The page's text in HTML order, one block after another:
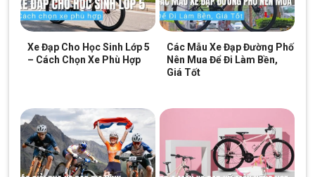
và thẩm mỹ
Đèn hậu có thể khả năng chống nước IPX6, giúp di chuyển dưới
trời mưa lớn, sương mù hoặc rửa xe nhẹ, không gây ảnh hưởng
đến hoạt động của đèn.
Cấu trúc khép kín hoàn toàn giúp ngăn bụi, chống thấm, đảm
Xe Đạp Cho Học Sinh Lớp 5
– Cách Chọn Xe Phù Hợp
Các Mẫu Xe Đạp Đường Phố
Nên Mua Để Đi Làm Bền,
Giá Tốt